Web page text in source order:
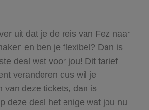
uit dat je de reis van Fez naar
en ben je flexibel? Dan is
deal wat voor jou! Dit tarief
veranderen dus wil je
van deze tickets, dan is
deze deal het enige wat jou nu